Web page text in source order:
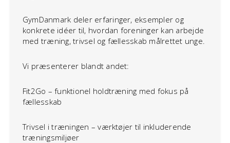
GymDanmark deler erfaringer, eksempler og
konkrete idéer til, hvordan foreninger kan arbejde
med træning, trivsel og fællesskab målrettet unge.
Vi præsenterer blandt andet:
Fit2Go – funktionel holdtræning med fokus på
fællesskab
Trivsel i træningen – værktøjer til inkluderende
træningsmiljøer